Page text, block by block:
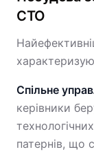
CTO
Спільне
керівники
патернів, що